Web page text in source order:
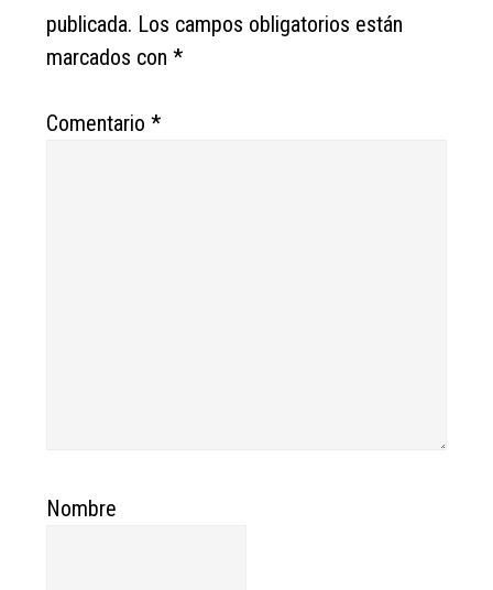
publicada. Los campos obligatorios están
marcados con*
Comentario*
Nombre